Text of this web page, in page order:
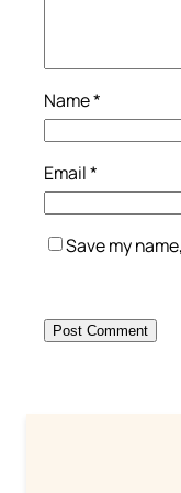
Name*
Email*
Save my